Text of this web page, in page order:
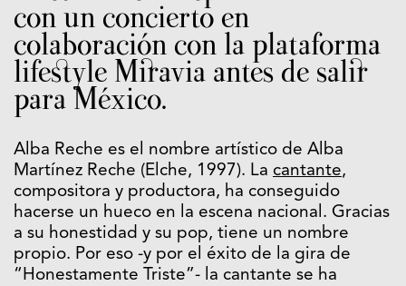
con un concierto en
colaboración con la plataforma
lifestyle Miravia antes de salir
para México.
Alba Reche es el nombre artístico de Alba
Martínez Reche (Elche, 1997). La cantante,
compositora y productora, ha conseguido
hacerse un hueco en la escena nacional. Gracias
a su honestidad y su pop, tiene un nombre
propio. Por eso -y por el éxito de la gira de
“Honestamente Triste”- la cantante se ha